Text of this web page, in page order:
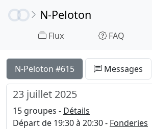
N-Peloton
Flux FAQ
N-Peloton #615 Messages
23 juillet 2025
15 groupes - Détails
Départ de 19:30 à 20:30 - Fonderies